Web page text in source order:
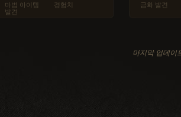
마법 아이템
발견
경험치 금화 발견
마지막 업데이